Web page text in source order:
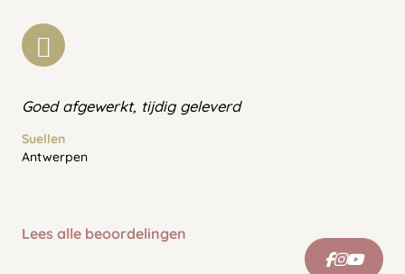
Goed afgewerkt, tijdig geleverd
Suellen
Antwerpen
Lees alle beoordelingen